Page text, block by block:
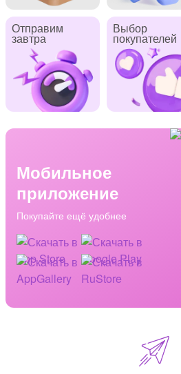
Отправим
завтра
Выбор
покупателей
Мобильное
приложение
Покупайте ещё удобнее